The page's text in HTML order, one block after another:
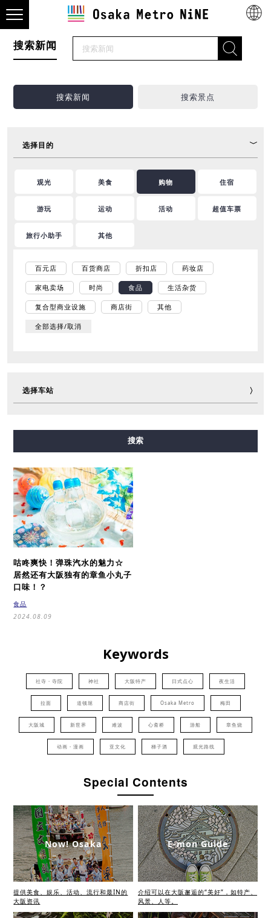
搜索新闻
搜索新闻 搜索景点
选择目的
观光 美食 购物 住宿
游玩 运动 活动 超值车票
旅行小助手 其他
百元店 百货商店 折扣店 药妆店
家电卖场 时尚 食品 生活杂货
复合型商业设施 商店街 其他
全部选择/取消
选择车站
搜索
咕咚爽快！弹珠汽水的魅力☆
居然还有大阪独有的章鱼小丸子
口味！？
食品
2024.08.09
Keywords
社寺・寺院 神社 大阪特产 日式点心 夜生活
拉面 道顿堀 商店街 Osaka Metro 梅田
大阪城 新世界 难波 心斋桥 游船 章鱼烧
动画・漫画 亚文化 梯子酒 观光路线
Special Contents
Now! Osaka
提供美食、娱乐、活动、流行和最IN的
大阪资讯
E-mon Guide
介绍可以在大阪邂逅的“美好”，如特产、
风景、人等。